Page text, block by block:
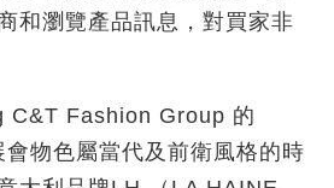
和瀏覽產品訊息，對買家非
C&T Fashion Group 的
物色屬當代及前衛風格的時